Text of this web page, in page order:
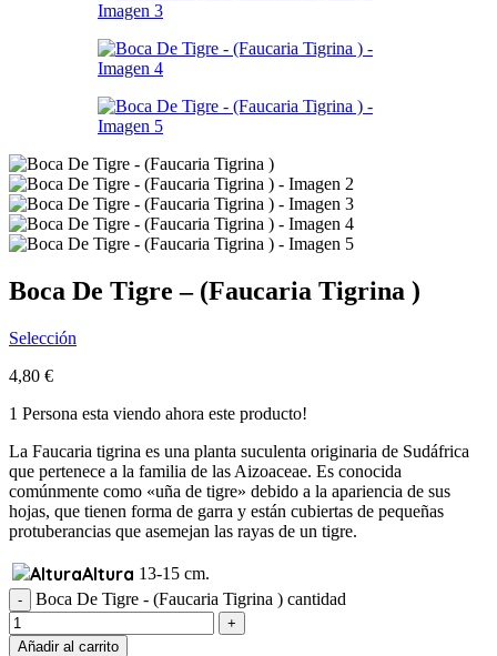
Boca De Tigre – (Faucaria Tigrina )
Selección
4,80 €
1 Persona esta viendo ahora este producto!
La Faucaria tigrina es una planta suculenta originaria de Sudáfrica
que pertenece a la familia de las Aizoaceae. Es conocida
comúnmente como «uña de tigre» debido a la apariencia de sus
hojas, que tienen forma de garra y están cubiertas de pequeñas
protuberancias que asemejan las rayas de un tigre.
Altura 13-15 cm.
Boca De Tigre - (Faucaria Tigrina ) cantidad
Añadir al carrito